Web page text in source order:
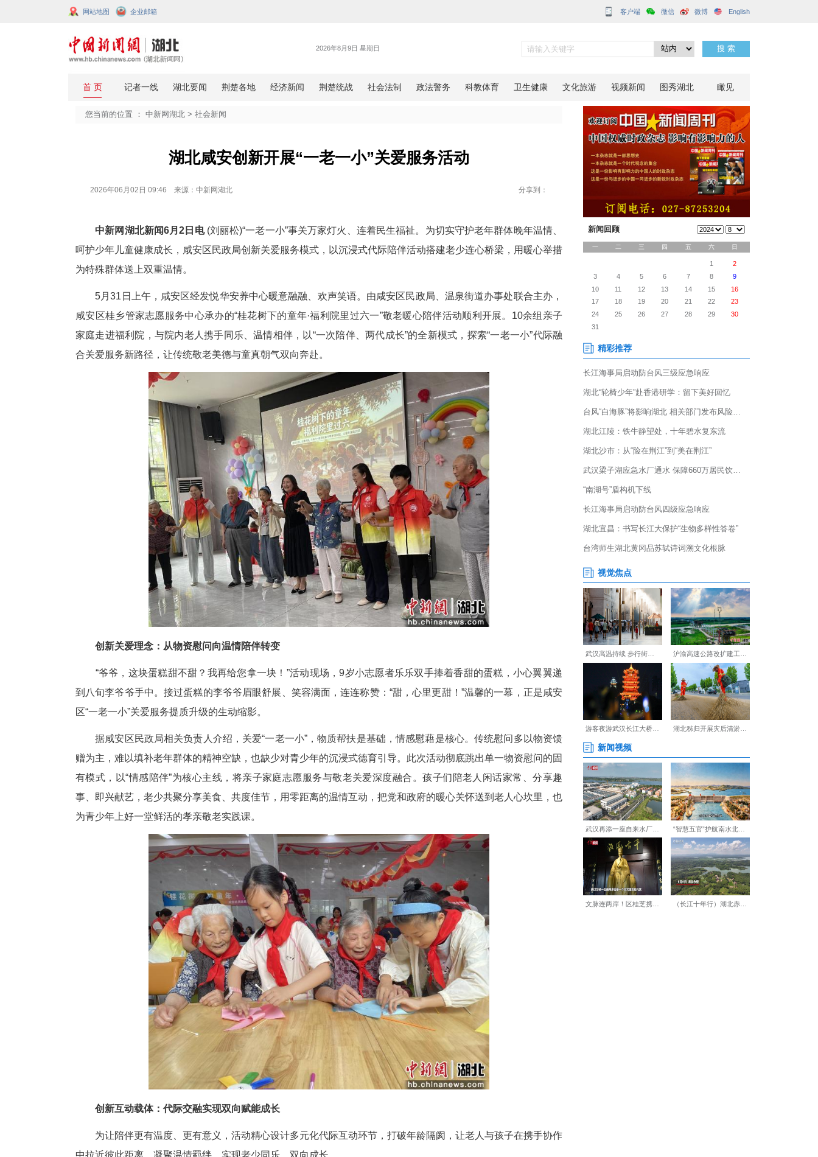
网站地图
湖北咸安创新开展“一老一小”关爱服务活动
2026年06月02日 09:46 来源：中新网湖北
中新网湖北新闻6月2日电
(刘丽松)“一老一小”事关万家灯火、连着民生福祉。为切实守护老年群体晚年温情、
呵护少年儿童健康成长，咸安区民政局创新关爱服务模式，以沉浸式代际陪伴活动搭建老少连心桥梁，用暖心举措
为特殊群体送上双重温情。
5月31日上午，咸安区经发悦华安养中心暖意融融、欢声笑语。由咸安区民政局、温泉街道办事处联合主办，
咸安区桂乡管家志愿服务中心承办的“桂花树下的童年·福利院里过六一”敬老暖心陪伴活动顺利开展。10余组亲子
家庭走进福利院，与院内老人携手同乐、温情相伴，以“一次陪伴、两代成长”的全新模式，探索“一老一小”代际融
合关爱服务新路径，让传统敬老美德与童真朝气双向奔赴。
“爷爷，这块蛋糕甜不甜？我再给您拿一块！”活动现场，9岁小志愿者乐乐双手捧着香甜的蛋糕，小心翼翼递
到八旬李爷爷手中。接过蛋糕的李爷爷眉眼舒展、笑容满面，连连称赞：“甜，心里更甜！”温馨的一幕，正是咸安
区“一老一小”关爱服务提质升级的生动缩影。
据咸安区民政局相关负责人介绍，关爱“一老一小”，物质帮扶是基础，情感慰藉是核心。传统慰问多以物资馈
赠为主，难以填补老年群体的精神空缺，也缺少对青少年的沉浸式德育引导。此次活动彻底跳出单一物资慰问的固
有模式，以“情感陪伴”为核心主线，将亲子家庭志愿服务与敬老关爱深度融合。孩子们陪老人闲话家常、分享趣
事、即兴献艺，老少共聚分享美食、共度佳节，用零距离的温情互动，把党和政府的暖心关怀送到老人心坎里，也
为青少年上好一堂鲜活的孝亲敬老实践课。